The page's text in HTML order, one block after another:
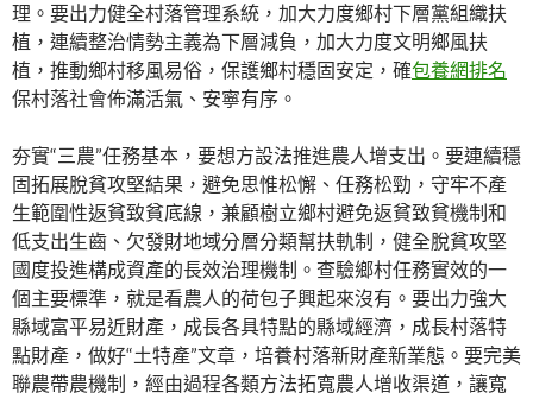
理。要出力健全村落管理系統，加大力度鄉村下層黨組織扶
植，連續整治情勢主義為下層減負，加大力度文明鄉風扶
植，推動鄉村移風易俗，保護鄉村穩固安定，確包養網排名
保村落社會佈滿活氣、安寧有序。
夯實“三農”任務基本，要想方設法推進農人增支出。要連續穩
固拓展脫貧攻堅結果，避免思惟松懈、任務松勁，守牢不產
生範圍性返貧致貧底線，兼顧樹立鄉村避免返貧致貧機制和
低支出生齒、欠發財地域分層分類幫扶軌制，健全脫貧攻堅
國度投進構成資產的長效治理機制。查驗鄉村任務實效的一
個主要標準，就是看農人的荷包子興起來沒有。要出力強大
縣域富平易近財產，成長各具特點的縣域經濟，成長村落特
點財產，做好“土特產”文章，培養村落新財產新業態。要完美
聯農帶農機制，經由過程各類方法拓寬農人增收渠道，讓寬